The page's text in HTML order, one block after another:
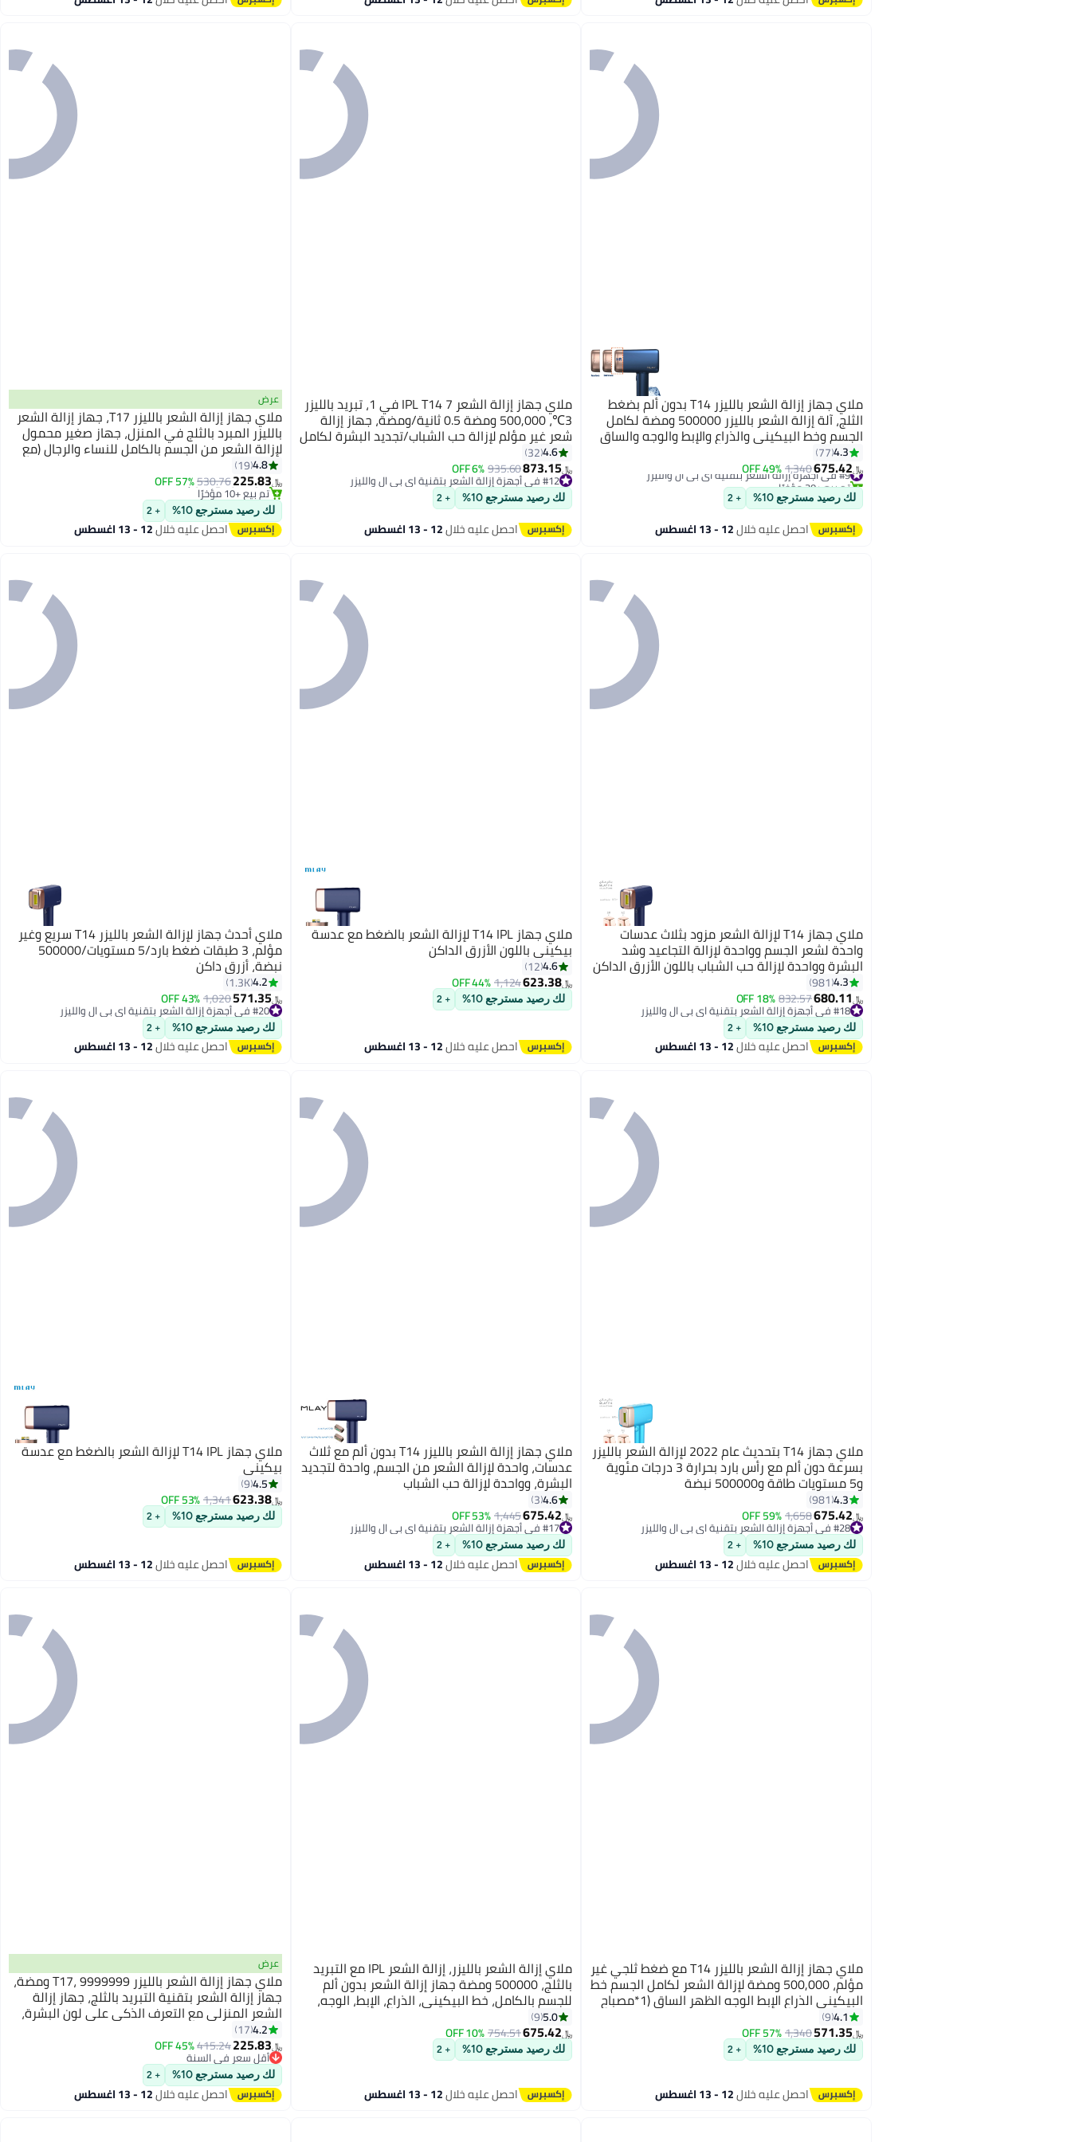
ملاي جهاز إزالة الشعر بالليزر T14 بدون ألم بضغط
الثلج، آلة إزالة الشعر بالليزر 500000 ومضة لكامل
الجسم وخط البيكيني والذراع والإبط والوجه والساق
4.3
77
﷼‏675.42
1,340
49% OFF #9 في أجهزة إزالة الشعر بتقنية اي بي ال والليزر
تم بيع +30 مؤخرًا
#9 في أجهزة إزالة الشعر بتقنية اي بي ال والليزر
لك رصيد مسترجع 10% + 2
احصل عليه خلال12 - 13 اغسطس
ملاي جهاز إزالة الشعر IPL T14 7 في 1، تبريد بالليزر
3℃، 500,000 ومضة 0.5 ثانية/ومضة، جهاز إزالة
شعر غير مؤلم لإزالة حب الشباب/تجديد البشرة لكامل
الجسم، البيكيني، الوجه، الذراع، الإبط، الظهر، الساق
4.6
32
﷼‏873.15
935.60
6% OFF #12 في أجهزة إزالة الشعر بتقنية اي بي ال والليزر
تم بيع +10 مؤخرًا
#12 في أجهزة إزالة الشعر بتقنية اي بي ال والليزر
لك رصيد مسترجع 10% + 2
احصل عليه خلال12 - 13 اغسطس
عرض
ملاي جهاز إزالة الشعر بالليزر T17، جهاز إزالة الشعر
بالليزر المبرد بالثلج في المنزل، جهاز صغير محمول
لإزالة الشعر من الجسم بالكامل للنساء والرجال (مع
قاعدة تطهير)
4.8
19
﷼‏225.83
530.76
57% OFF
#15 في أجهزة إزالة الشعر بتقنية اي بي ال والليزر
أقل سعر في 7 يوم
تم بيع +10 مؤخرًا
#15 في أجهزة إزالة الشعر بتقنية اي بي ال والليزر
لك رصيد مسترجع 10% + 2
احصل عليه خلال12 - 13 اغسطس
ملاي جهاز T14 لإزالة الشعر مزود بثلاث عدسات
واحدة لشعر الجسم وواحدة لإزالة التجاعيد وشد
البشرة وواحدة لإزالة حب الشباب باللون الأزرق الداكن
4.3
981
﷼‏680.11
832.57
18% OFF
#18 في أجهزة إزالة الشعر بتقنية اي بي ال والليزر
#18 في أجهزة إزالة الشعر بتقنية اي بي ال والليزر
لك رصيد مسترجع 10% + 2
احصل عليه خلال12 - 13 اغسطس
ملاي جهاز T14 IPL لإزالة الشعر بالضغط مع عدسة
بيكيني باللون الأزرق الداكن
4.6
12
﷼‏623.38
1,124
44% OFF
لك رصيد مسترجع 10% + 2
احصل عليه خلال12 - 13 اغسطس
ملاي أحدث جهاز لإزالة الشعر بالليزر T14 سريع وغير
مؤلم، 3 طبقات ضغط بارد/5 مستويات/500000
نبضة، أزرق داكن
4.2
1.3K
﷼‏571.35
1,020
43% OFF
#20 في أجهزة إزالة الشعر بتقنية اي بي ال والليزر
#20 في أجهزة إزالة الشعر بتقنية اي بي ال والليزر
لك رصيد مسترجع 10% + 2
احصل عليه خلال12 - 13 اغسطس
ملاي جهاز T14 بتحديث عام 2022 لإزالة الشعر بالليزر
بسرعة دون ألم مع رأس بارد بحرارة 3 درجات مئوية
و5 مستويات طاقة و500000 نبضة
4.3
981
﷼‏675.42
1,658
59% OFF
#28 في أجهزة إزالة الشعر بتقنية اي بي ال والليزر
#28 في أجهزة إزالة الشعر بتقنية اي بي ال والليزر
لك رصيد مسترجع 10% + 2
احصل عليه خلال12 - 13 اغسطس
ملاي جهاز إزالة الشعر بالليزر T14 بدون ألم مع ثلاث
عدسات، واحدة لإزالة الشعر من الجسم، واحدة لتجديد
البشرة، وواحدة لإزالة حب الشباب
4.6
3
﷼‏675.42
1,445
53% OFF
#17 في أجهزة إزالة الشعر بتقنية اي بي ال والليزر
#17 في أجهزة إزالة الشعر بتقنية اي بي ال والليزر
لك رصيد مسترجع 10% + 2
احصل عليه خلال12 - 13 اغسطس
ملاي جهاز T14 IPL لإزالة الشعر بالضغط مع عدسة
بيكيني
4.5
9
﷼‏623.38
1,341
53% OFF
لك رصيد مسترجع 10% + 2
احصل عليه خلال12 - 13 اغسطس
ملاي جهاز إزالة الشعر بالليزر T14 مع ضغط ثلجي غير
مؤلم، 500,000 ومضة لإزالة الشعر لكامل الجسم خط
البيكيني الذراع الإبط الوجه الظهر الساق (1*مصباح
HR)
4.1
9
﷼‏571.35
1,340
57% OFF
لك رصيد مسترجع 10% + 2
احصل عليه خلال12 - 13 اغسطس
ملاي إزالة الشعر بالليزر، إزالة الشعر IPL مع التبريد
بالثلج، 500000 ومضة جهاز إزالة الشعر بدون ألم
للجسم بالكامل، خط البيكيني، الذراع، الإبط، الوجه،
الظهر، الساق (1*HR+1*بيكيني+1*مصباح للوجه)
5.0
9
﷼‏675.42
754.51
10% OFF
لك رصيد مسترجع 10% + 2
احصل عليه خلال12 - 13 اغسطس
عرض
ملاي جهاز إزالة الشعر بالليزر T17، 9999999 ومضة،
جهاز إزالة الشعر بتقنية التبريد بالثلج، جهاز إزالة
الشعر المنزلي مع التعرف الذكي على لون البشرة،
آلة إزالة الشعر المحمولة الصغيرة للجسم بالكامل
للنساء والرجال (مع قاعدة تعقيم)
4.2
17
﷼‏225.83
415.24
45% OFF
أقل سعر في السنة
أقل سعر في السنة
لك رصيد مسترجع 10% + 2
احصل عليه خلال12 - 13 اغسطس